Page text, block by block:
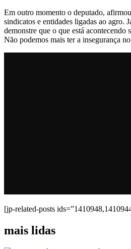
Em outro momento o deputado,
sindicatos e entidades ligadas ao agro.
demonstre que o que está
Não podemos mais ter a insegurança
[jp-related-posts
mais lidas